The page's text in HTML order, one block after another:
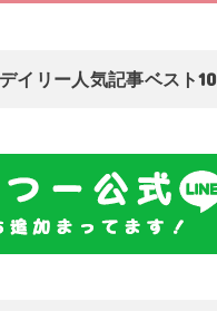
イリー人気記事ベスト10